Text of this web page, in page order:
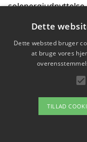
solenergiudnyttelse
Hvordan du får
vedvarende
Om /
Dette
Dette websted bruger
at bruge vores
TILLAD